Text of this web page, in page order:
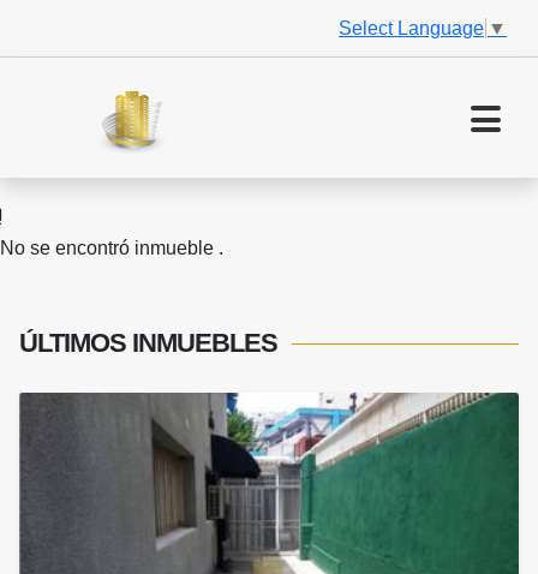
Select Language ▼
No se encontró inmueble .
ÚLTIMOS INMUEBLES